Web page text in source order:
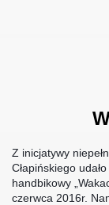
Z inicjatywy
Cłapińskiego
handbikowy
czerwca 2016r.